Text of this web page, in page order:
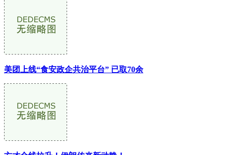
美团上线“食安政企共治平台” 已取70余